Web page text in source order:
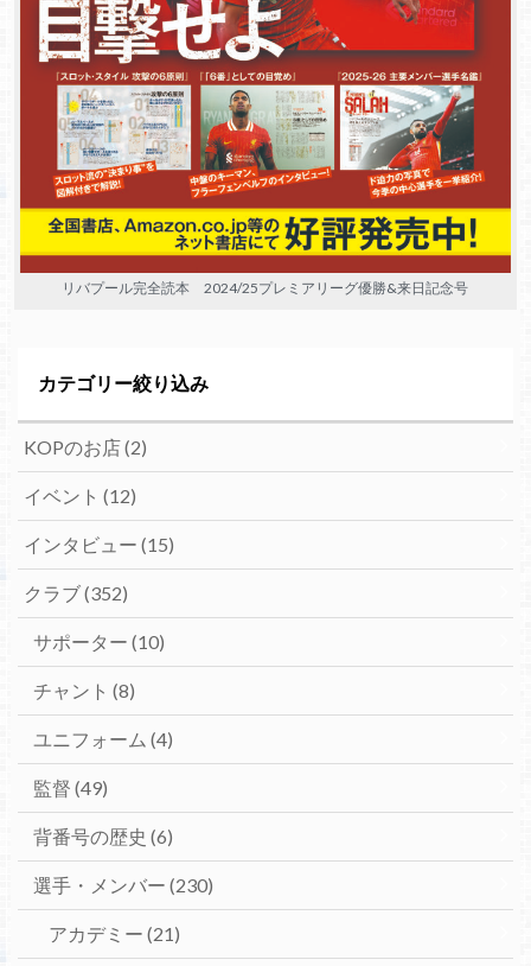
リバプール完全読本 2024/25プレミアリーグ優勝&来日記念号
カテゴリー絞り込み
KOPのお店(2)
イベント (12)
インタビュー (15)
クラブ(352)
サポーター (10)
チャント (8)
ユニフォーム (4)
監督 (49)
背番号の歴史 (6)
選手・メンバー (230)
アカデミー (21)